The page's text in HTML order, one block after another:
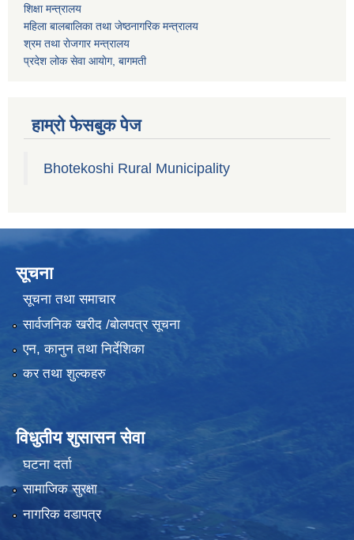
शिक्षा मन्त्रालय
महिला बालबालिका तथा जेष्ठनागरिक मन्त्रालय
श्रम तथा राेजगार मन्त्रालय
प्रदेश लोक सेवा आयाेग, बागमती
हाम्रो फेसबुक पेज
Bhotekoshi Rural Municipality
सूचना
सूचना तथा समाचार
सार्वजनिक खरीद /बोलपत्र सूचना
एन, कानुन तथा निर्देशिका
कर तथा शुल्कहरु
विधुतीय शुसासन सेवा
घटना दर्ता
सामाजिक सुरक्षा
नागरिक वडापत्र